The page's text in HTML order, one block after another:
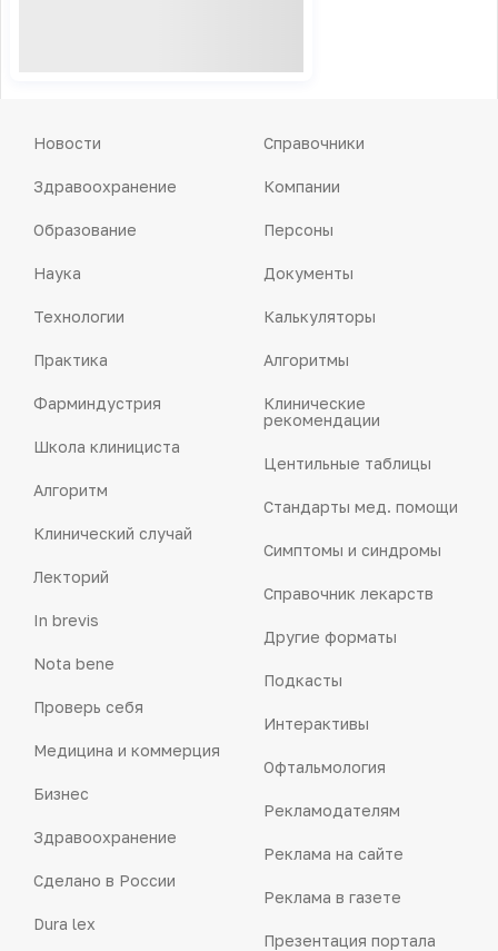
Новости
Здравоохранение
Образование
Наука
Технологии
Практика
Фарминдустрия
Школа клинициста
Алгоритм
Клинический случай
Лекторий
In brevis
Nota bene
Проверь себя
Медицина и коммерция
Бизнес
Здравоохранение
Сделано в России
Dura lex
Справочники
Компании
Персоны
Документы
Калькуляторы
Алгоритмы
Клинические
рекомендации
Центильные таблицы
Стандарты мед. помощи
Симптомы и синдромы
Справочник лекарств
Другие форматы
Подкасты
Интерактивы
Офтальмология
Рекламодателям
Реклама на сайте
Реклама в газете
Презентация портала